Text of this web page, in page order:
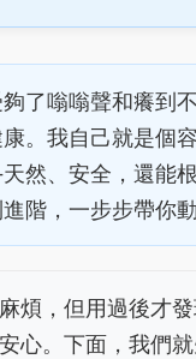
了嗡嗡聲和癢到
。我自己就是個
、安全，還能
階，一步步帶你動
煩，但用過後才
心。下面，我們